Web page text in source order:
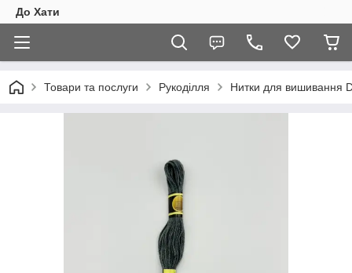
До Хати
Товари та послуги Рукоділля Нитки для вишивання